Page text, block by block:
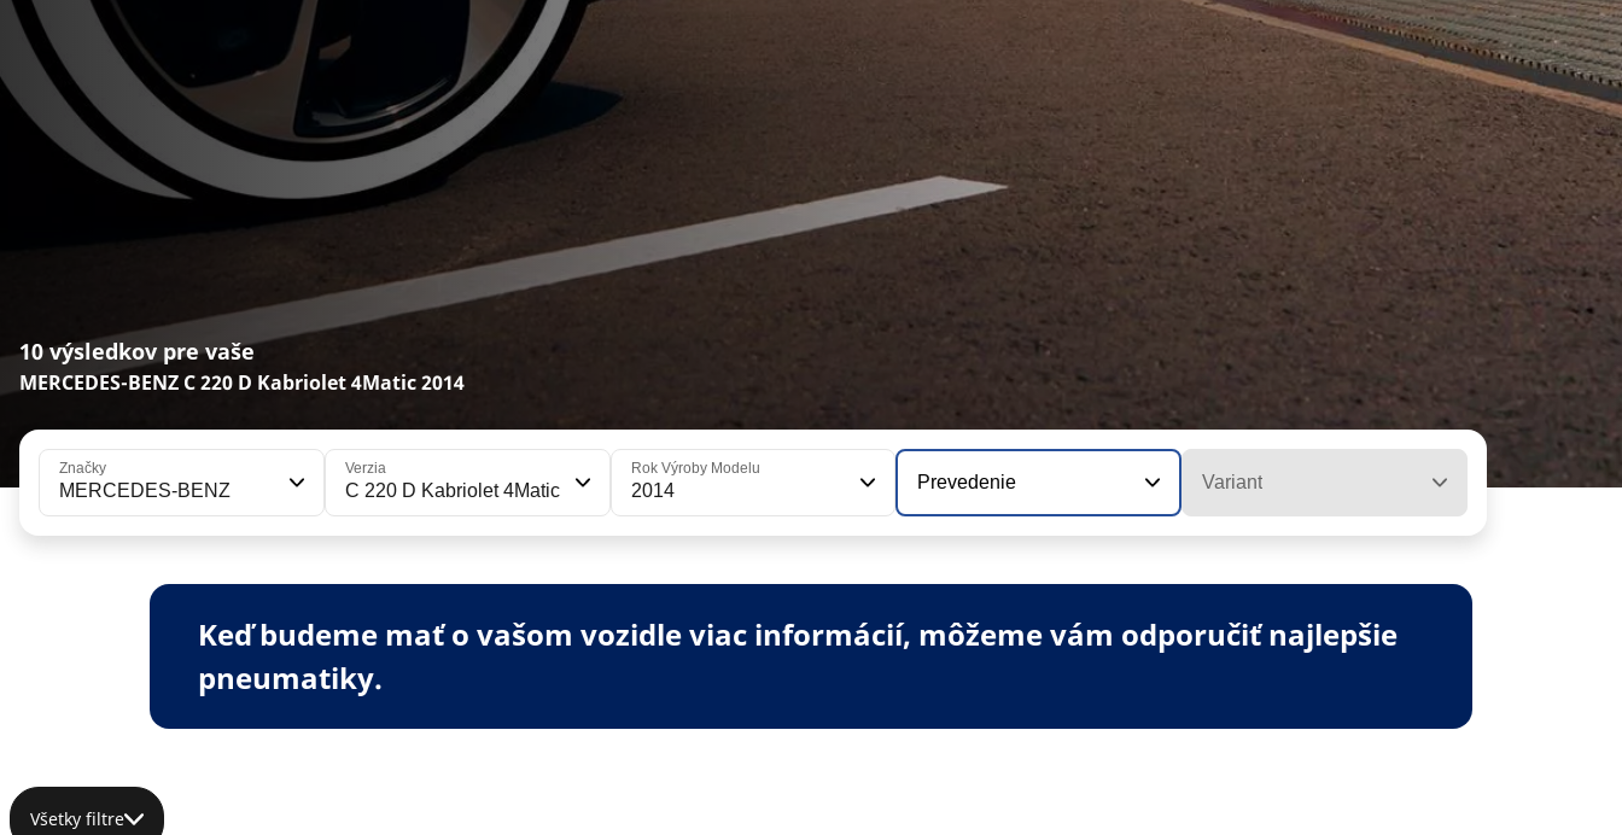
10 výsledkov pre vaše
MERCEDES-BENZ C 220 D Kabriolet 4Matic 2014
Značky
MERCEDES-BENZ
Verzia
C 220 D Kabriolet 4Matic
Rok Výroby Modelu
2014 Prevedenie Variant
Keď budeme mať o vašom vozidle viac informácií, môžeme vám odporučiť najlepšie
pneumatiky.
Všetky filtre